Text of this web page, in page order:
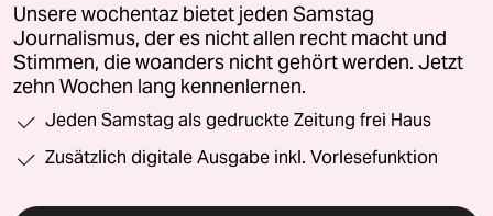
Unsere wochentaz bietet jeden Samstag
Journalismus, der es nicht allen recht macht und
Stimmen, die woanders nicht gehört werden. Jetzt
zehn Wochen lang kennenlernen.
Jeden Samstag als gedruckte Zeitung frei Haus
Zusätzlich digitale Ausgabe inkl. Vorlesefunktion